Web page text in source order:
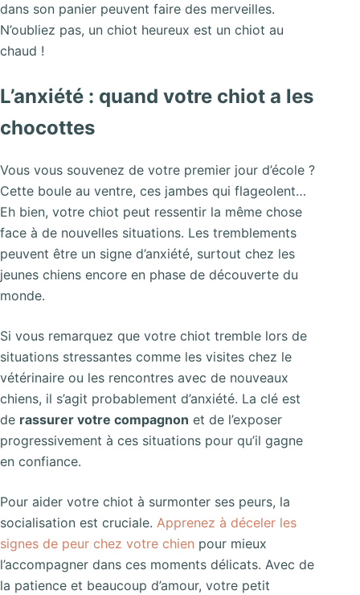
dans son panier peuvent faire des merveilles.
N’oubliez pas, un chiot heureux est un chiot au
chaud !
L’anxiété : quand votre chiot a les
chocottes
Vous vous souvenez de votre premier jour d’école ?
Cette boule au ventre, ces jambes qui flageolent…
Eh bien, votre chiot peut ressentir la même chose
face à de nouvelles situations. Les tremblements
peuvent être un signe d’anxiété, surtout chez les
jeunes chiens encore en phase de découverte du
monde.
Si vous remarquez que votre chiot tremble lors de
situations stressantes comme les visites chez le
vétérinaire ou les rencontres avec de nouveaux
chiens, il s’agit probablement d’anxiété. La clé est
de rassurer votre compagnon et de l’exposer
progressivement à ces situations pour qu’il gagne
en confiance.
Pour aider votre chiot à surmonter ses peurs, la
socialisation est cruciale. Apprenez à déceler les
signes de peur chez votre chien pour mieux
l’accompagner dans ces moments délicats. Avec de
la patience et beaucoup d’amour, votre petit